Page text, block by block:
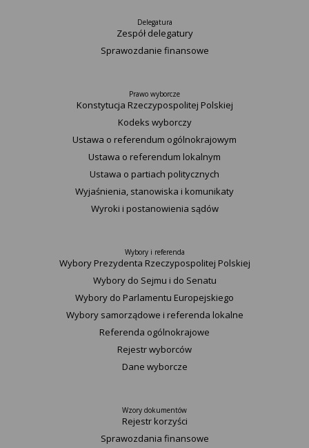
Delegatura
Zespół delegatury
Sprawozdanie finansowe
Prawo wyborcze
Konstytucja Rzeczypospolitej Polskiej​
Kodeks wyborczy
Ustawa o referendum ogólnokrajowym
Ustawa o referendum lokalnym
Ustawa o partiach politycznych
Wyjaśnienia, stanowiska i komunikaty
Wyroki i postanowienia sądów
Wybory i referenda
Wybory Prezydenta Rzeczypospolitej Polskiej
Wybory do Sejmu i do Senatu
Wybory do Parlamentu Europejskiego
Wybory samorządowe i referenda lokalne
Referenda ogólnokrajowe
Rejestr wyborców
Dane wyborcze
Wzory dokumentów
Rejestr korzyści
Sprawozdania finansowe